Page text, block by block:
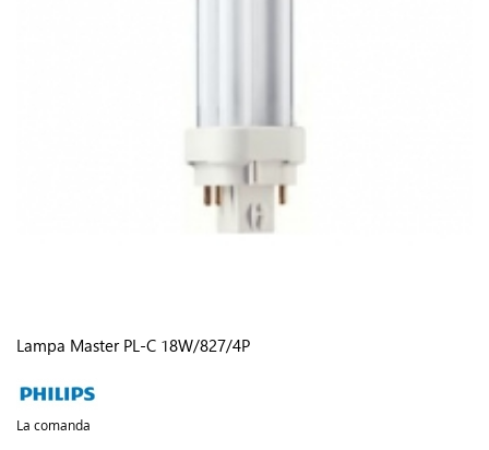
Lampa Master PL-C 18W/827/4P
La comanda